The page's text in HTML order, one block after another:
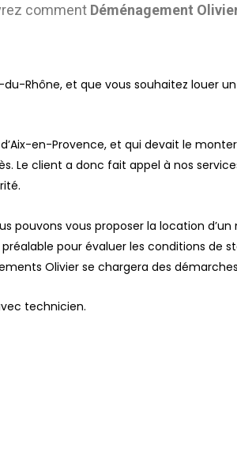
comment Déménagement
Rhône, et que vous souhaitez louer
en-Provence, et qui devait le monter
Le client a donc fait appel à nos
pouvons vous proposer la location
pour évaluer les conditions de
Olivier se chargera des
technicien.